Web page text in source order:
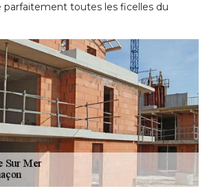
parfaitement toutes les ficelles du